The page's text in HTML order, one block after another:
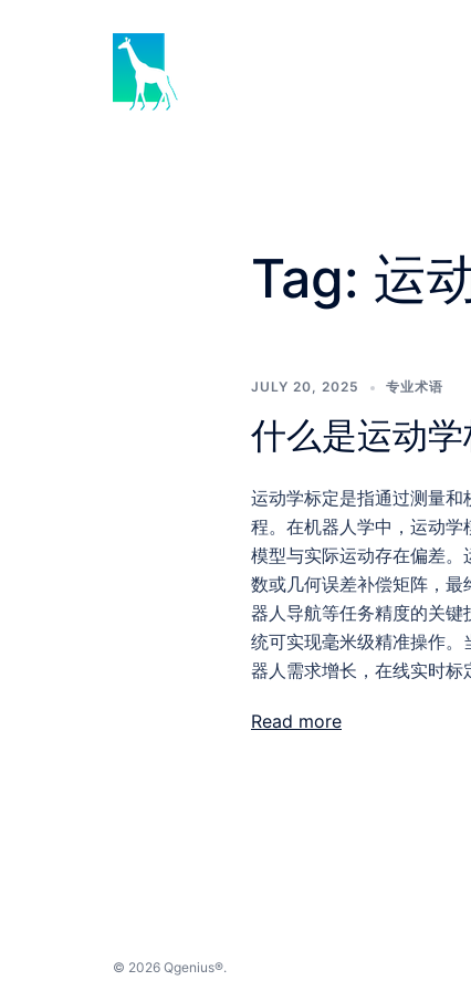
Tag: 运
JULY 20, 2025 专业术语
什么是运动学
运动学标定是指通过测量
程。在机器人学中，运动
模型与实际运动存在偏差
数或几何误差补偿矩阵，
器人导航等任务精度的关
统可实现毫米级精准操作
器人需求增长，在线实时标
Read more
© 2026 Qgenius®.